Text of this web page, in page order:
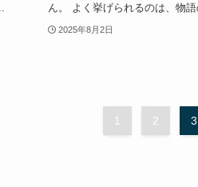
ん。 よく挙げられるのは、物語
2025年8月2日
1 2 3